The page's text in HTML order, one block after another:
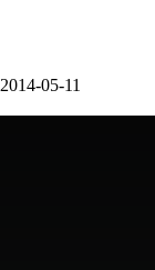
2014-05-11